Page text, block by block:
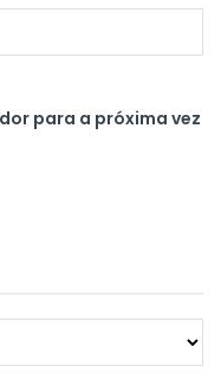
para a próxima vez